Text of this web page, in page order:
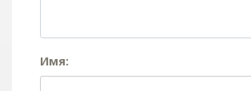
Имя: